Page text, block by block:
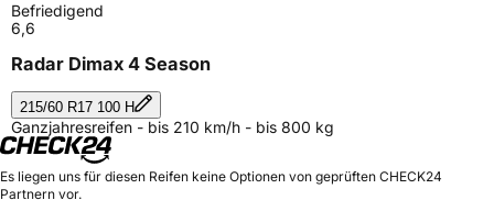
Befriedigend
6,6
Radar Dimax 4 Season
215/60 R17 100 H
Ganzjahresreifen - bis 210 km/h - bis 800 kg
Es liegen uns für diesen Reifen keine Optionen von geprüften CHECK24
Partnern vor.